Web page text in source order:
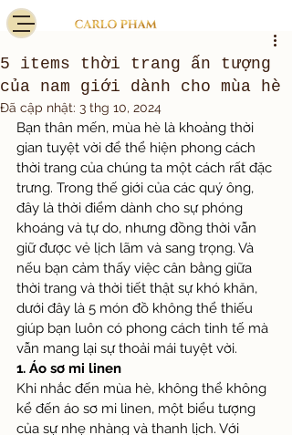
5 items thời trang ấn tượng
của nam giới dành cho mùa hè
Đã cập nhật: 3 thg 10, 2024
Bạn thân mến, mùa hè là khoảng thời
gian tuyệt vời để thể hiện phong cách
thời trang của chúng ta một cách rất đặc
trưng. Trong thế giới của các quý ông,
đây là thời điểm dành cho sự phóng
khoáng và tự do, nhưng đồng thời vẫn
giữ được vẻ lịch lãm và sang trọng. Và
nếu bạn cảm thấy việc cân bằng giữa
thời trang và thời tiết thật sự khó khăn,
dưới đây là 5 món đồ không thể thiếu
giúp bạn luôn có phong cách tinh tế mà
vẫn mang lại sự thoải mái tuyệt vời.
1. Áo sơ mi linen
Khi nhắc đến mùa hè, không thể không
kể đến áo sơ mi linen, một biểu tượng
của sự nhẹ nhàng và thanh lịch. Với